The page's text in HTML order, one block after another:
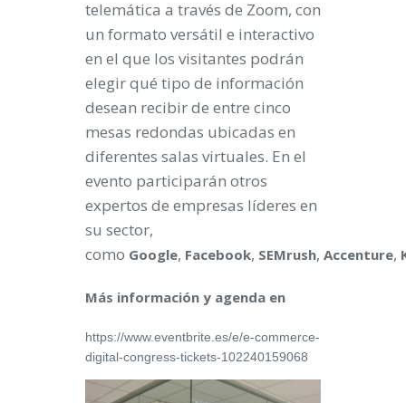
telemática a través de Zoom, con
un formato versátil e interactivo
en el que los visitantes podrán
elegir qué tipo de información
desean recibir de entre cinco
mesas redondas ubicadas en
diferentes salas virtuales. En el
evento participarán otros
expertos de empresas líderes en
su sector,
como Google, Facebook, SEMrush, Accenture,
Más información y agenda en
https://www.eventbrite.es/e/e-commerce-
digital-congress-tickets-102240159068